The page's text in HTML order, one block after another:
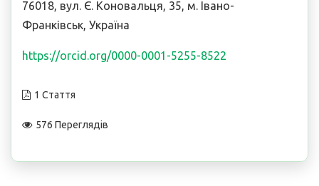
76018, вул. Є. Коновальця, 35, м. Івано-
Франківськ, Україна
https://orcid.org/0000-0001-5255-8522
1 Стаття
576 Переглядів